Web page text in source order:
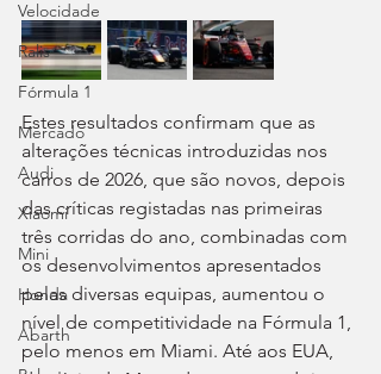
Velocidade
Ralis
Fórmula 1
Mercado
Audi
Xiaomi
Mini
Honda
Abarth
Estes resultados confirmam que as
alterações técnicas introduzidas nos
carros de 2026, que são novos, depois
das críticas registadas nas primeiras
três corridas do ano, combinadas com
os desenvolvimentos apresentados
pelas diversas equipas, aumentou o
nível de competitividade na Fórmula 1,
pelo menos em Miami. Até aos EUA,